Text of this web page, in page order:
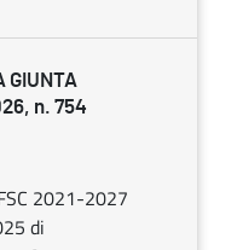
GIUNTA
n. 754
2021-2027
di